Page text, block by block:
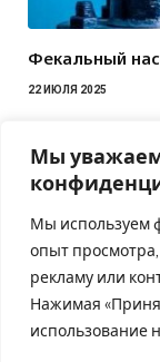
Мы
Мы используем
опыт
рекламу или
Нажимая
использование
Фекальный
22 ИЮЛЯ 2025